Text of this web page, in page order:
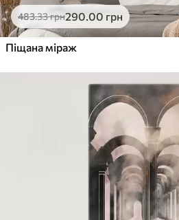
483.33грн290.00 грн
Піщана міраж